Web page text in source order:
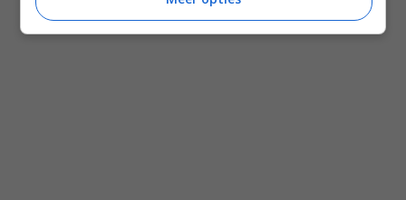
Makkelijke recepten